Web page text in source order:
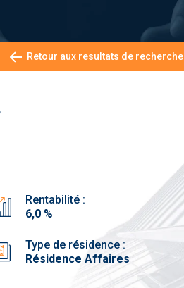
Retour aux resultats de recherche
Rentabilité :
6,0 %
Type de résidence :
Résidence Affaires